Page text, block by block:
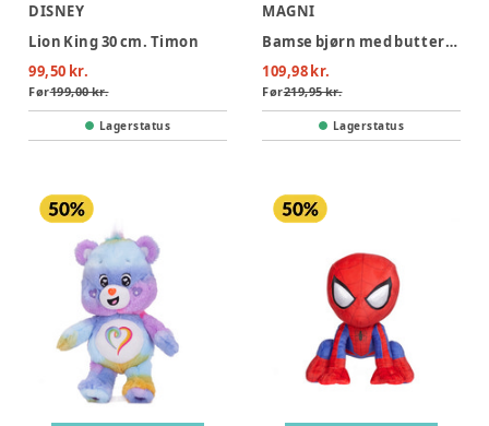
DISNEY
Lion King 30 cm. Timon
99,50 kr.
Før199,00 kr.
Lagerstatus
MAGNI
Bamse bjørn med butterfly, 25 cm
109,98 kr.
Før219,95 kr.
Lagerstatus